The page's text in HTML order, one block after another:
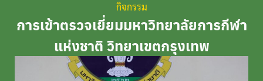
กิจกรรม
การเข้าตรวจเยี่ยมมหาวิทยาลัยการกีฬา
แห่งชาติ วิทยาเขตกรุงเทพ